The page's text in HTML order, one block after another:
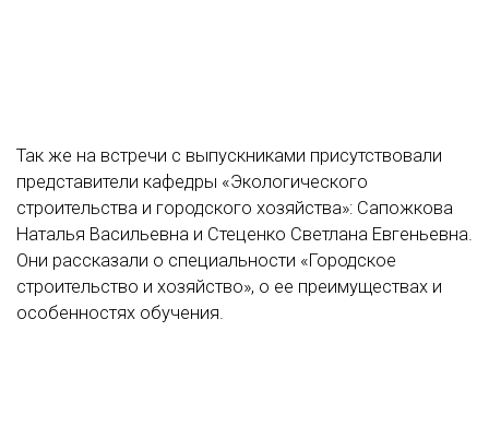
Так же на встречи с выпускниками присутствовали
представители кафедры «Экологического
строительства и городского хозяйства»: Сапожкова
Наталья Васильевна и Стеценко Светлана Евгеньевна.
Они рассказали о специальности «Городское
строительство и хозяйство», о ее преимуществах и
особенностях обучения.